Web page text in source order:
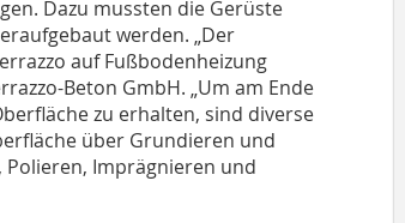
Dazu mussten die Gerüste
werden. „Der
auf Fußbodenheizung
Beton GmbH. „Um am Ende
zu erhalten, sind diverse
über Grundieren und
Imprägnieren und